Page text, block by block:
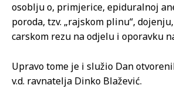
osoblju o, primjerice, epiduralnoj
poroda, tzv. „rajskom plinu“,
carskom rezu na odjelu i oporavku
Upravo tome je i služio Dan
v.d. ravnatelja Dinko Blažević.